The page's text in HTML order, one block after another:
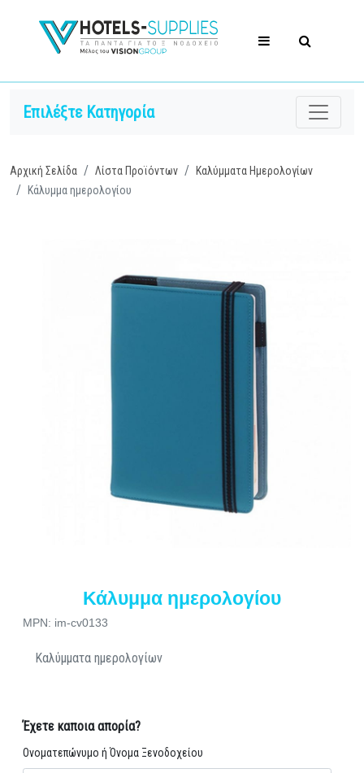
Επιλέξτε Κατηγορία
Αρχική Σελίδα Λίστα Προϊόντων
Καλύμματα Ημερολογίων
Κάλυμμα ημερολογίου
Κάλυμμα ημερολογίου
MPN: im-cv0133
Καλύμματα ημερολογίων
Έχετε καποια απορία?
Ονοματεπώνυμο ή Όνομα Ξενοδοχείου